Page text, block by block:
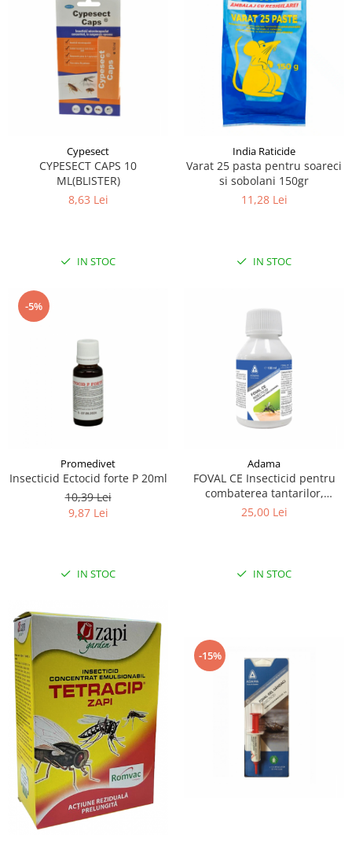
Cypesect
CYPESECT CAPS 10
ML(BLISTER)
8,63 Lei
IN STOC
India Raticide
Varat 25 pasta pentru soareci
si sobolani 150gr
11,28 Lei
IN STOC
-5%
Promedivet
Insecticid Ectocid forte P 20ml
10,39 Lei
9,87 Lei
IN STOC
Adama
FOVAL CE Insecticid pentru
combaterea tantarilor,
mustelor, puricilor si
25,00 Lei
IN STOC
-15%